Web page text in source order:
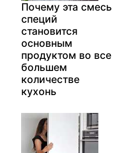
Почему эта смесь
специй
становится
основным
продуктом во все
большем
количестве
кухонь